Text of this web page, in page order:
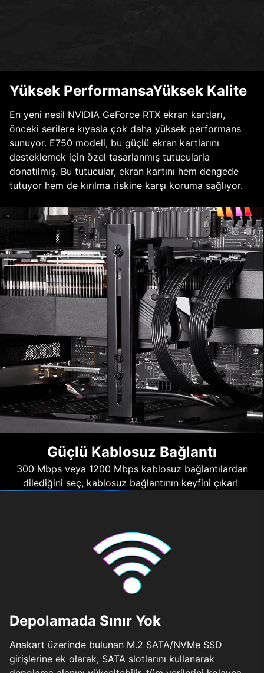
Yüksek PerformansaYüksek Kalite
En yeni nesil NVIDIA GeForce RTX ekran kartları,
önceki serilere kıyasla çok daha yüksek performans
sunuyor. E750 modeli, bu güçlü ekran kartlarını
desteklemek için özel tasarlanmış tutucularla
donatılmış. Bu tutucular, ekran kartını hem dengede
tutuyor hem de kırılma riskine karşı koruma sağlıyor.
Güçlü Kablosuz Bağlantı
300 Mbps veya 1200 Mbps kablosuz bağlantılardan
dilediğini seç, kablosuz bağlantının keyfini çıkar!
Depolamada Sınır Yok
Anakart üzerinde bulunan M.2 SATA/NVMe SSD
girişlerine ek olarak, SATA slotlarını kullanarak